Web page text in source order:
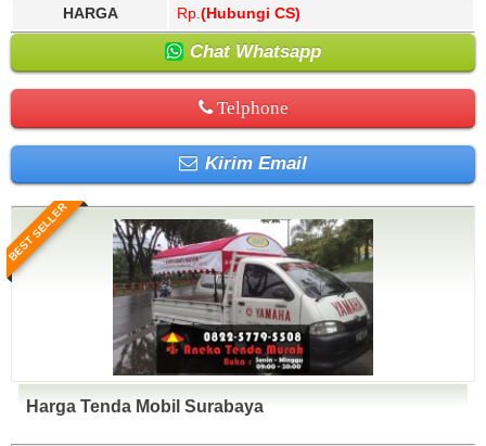
HARGA Rp. (Hubungi CS)
Chat Whatsapp
Telphone
Kirim Email
BEST SELLER
Harga Tenda Mobil Surabaya